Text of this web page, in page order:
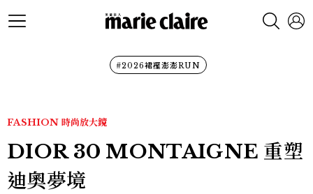
#2026裙襬澎澎RUN
FASHION 時尚放大鏡
DIOR 30 MONTAIGNE 重塑
迪奧夢境